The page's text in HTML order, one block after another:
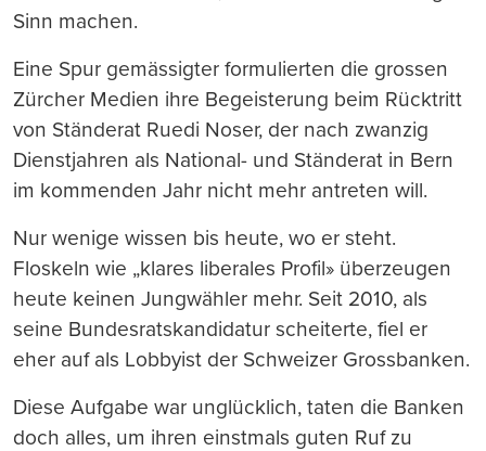
Sinn machen.
Eine Spur gemässigter formulierten die grossen
Zürcher Medien ihre Begeisterung beim Rücktritt
von Ständerat Ruedi Noser, der nach zwanzig
Dienstjahren als National- und Ständerat in Bern
im kommenden Jahr nicht mehr antreten will.
Nur wenige wissen bis heute, wo er steht.
Floskeln wie „klares liberales Profil» überzeugen
heute keinen Jungwähler mehr. Seit 2010, als
seine Bundesratskandidatur scheiterte, fiel er
eher auf als Lobbyist der Schweizer Grossbanken.
Diese Aufgabe war unglücklich, taten die Banken
doch alles, um ihren einstmals guten Ruf zu